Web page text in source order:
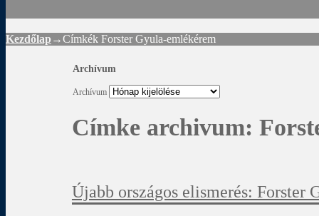
Kezdőlap →Címkék Forster Gyula-emlékérem
Archívum
Archívum
Címke archivum:
Újabb országos elismerés: Forster